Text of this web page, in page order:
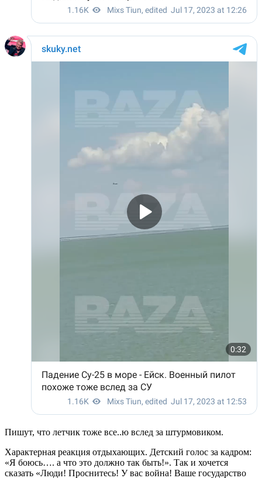
Пишут, что летчик тоже все..ю вслед за штурмовиком.
Характерная реакция отдыхающих. Детский голос за кадром:
«Я боюсь…. а что это должно так быть!». Так и хочется
сказать «Люди! Проснитесь! У вас война! Ваше государство